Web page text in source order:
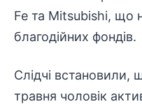
Fe та Mitsubishi, що
благодійних фондів.
Слідчі встановили,
травня чоловік